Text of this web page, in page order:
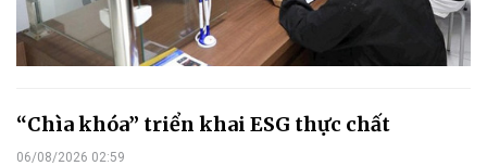
“Chìa khóa” triển khai ESG thực chất
06/08/2026 02:59